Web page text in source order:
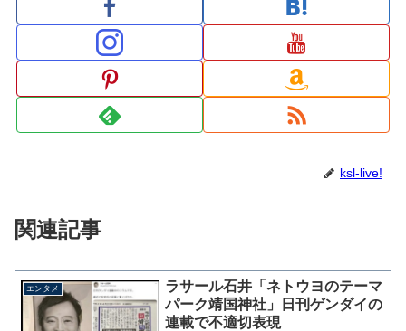
ksl-live!
関連記事
エンタメ
ラサール石井「ネトウヨのテーマ
パーク靖国神社」日刊ゲンダイの
連載で不適切表現